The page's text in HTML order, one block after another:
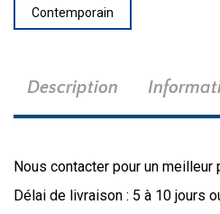
Contemporain
Description
Nous contacter pour un meilleur
Délai de livraison : 5 à 10 jours